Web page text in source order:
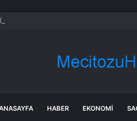
Özgür Özel: İktidara ulaştığımızda
HABER EKONOMI